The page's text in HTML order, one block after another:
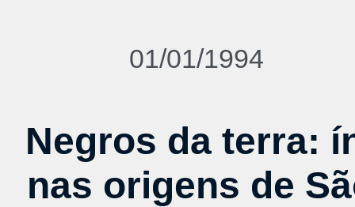
01/01/1994
Negros da terra:
nas origens de